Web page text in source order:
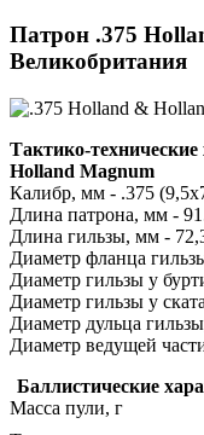
Патрон .375
Великобритания
Тактико-
Holland Magnum
Калибр, мм - .375
Длина патрона, мм -
Длина гильзы, мм -
Диаметр фланца
Диаметр гильзы у
Диаметр гильзы у
Диаметр дульца
Диаметр ведущей
Баллистические
Масса пули, г